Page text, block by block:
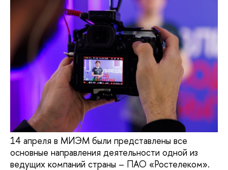
14 апреля в МИЭМ были представлены все
основные направления деятельности одной из
ведущих компаний страны – ПАО «Ростелеком».